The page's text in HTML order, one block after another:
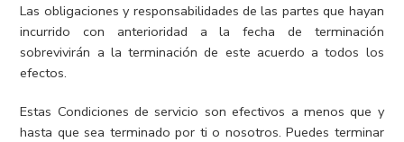
Las obligaciones y responsabilidades de las partes que hayan
incurrido con anterioridad a la fecha de terminación
sobrevivirán a la terminación de este acuerdo a todos los
efectos.
Estas Condiciones de servicio son efectivos a menos que y
hasta que sea terminado por ti o nosotros. Puedes terminar